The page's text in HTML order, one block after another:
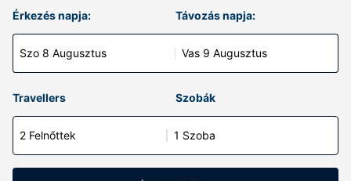
Érkezés napja:
Szo 8 Augusztus
Távozás napja:
Vas 9 Augusztus
Travellers Szobák
2 Felnőttek 1 Szoba